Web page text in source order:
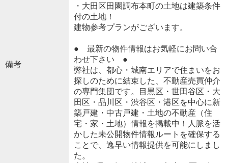
備考
・大田区田園調布本町の土地は建築条件
付の土地！
建物参考プランがございます。
● 最新の物件情報はお気軽にお問い合
わせ下さい ●
弊社は、都心・城南エリアで住まいをお
探しのために結束した、不動産売買仲介
の専門集団です。目黒区・世田谷区・大
田区・品川区・渋谷区・港区を中心に新
築戸建・中古戸建・土地の不動産（住
宅・家・土地）情報を掲載中！人脈を活
かした未公開物件情報ルートを確保する
ことで、逸早い情報提供を可能にしまし
た。